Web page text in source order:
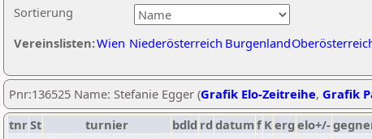
Sortierung
Vereinslisten:Wien Niederösterreich Burgenland
Pnr:136525 Name: Stefanie Egger (Grafik Elo-Zeitreihe, Grafik
tnrSt turnier bdld rd datumf Kerg elo+/-